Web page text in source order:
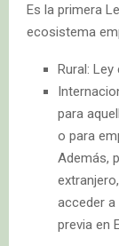
Es la primera
ecosistema
Rural:
para
o para
Además,
acceder a
previa en